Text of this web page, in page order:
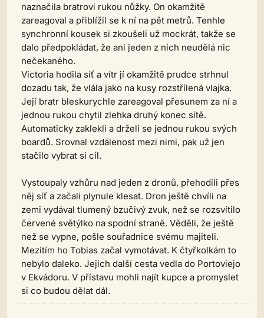
naznačila bratrovi rukou nůžky. On okamžitě
zareagoval a přiblížil se k ní na pět metrů. Tenhle
synchronní kousek si zkoušeli už mockrát, takže se
dalo předpokládat, že ani jeden z nich neudělá nic
nečekaného.
Victoria hodila síť a vítr jí okamžitě prudce strhnul
dozadu tak, že vlála jako na kusy rozstřílená vlajka.
Její bratr bleskurychle zareagoval přesunem za ní a
jednou rukou chytil zlehka druhý konec sítě.
Automaticky zaklekli a drželi se jednou rukou svých
boardů. Srovnal vzdálenost mezi nimi, pak už jen
stačilo vybrat si cíl.
Vystoupaly vzhůru nad jeden z dronů, přehodili přes
něj síť a začali plynule klesat. Dron ještě chvíli na
zemi vydával tlumený bzučivý zvuk, než se rozsvítilo
červené světýlko na spodní straně. Věděli, že ještě
než se vypne, pošle souřadnice svému majiteli.
Mezitím ho Tobias začal vymotávat. K čtyřkolkám to
nebylo daleko. Jejich další cesta vedla do Portoviejo
v Ekvádoru. V přístavu mohli najít kupce a promyslet
si co budou dělat dál.